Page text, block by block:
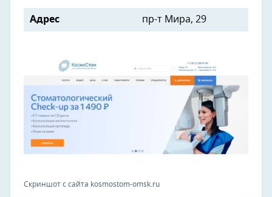
Адрес пр-т Мира, 29
Скриншот с сайта kosmostom-omsk.ru